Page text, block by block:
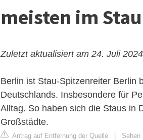
meisten im
Zuletzt aktualisiert am 24. Juli 2024
Berlin ist Stau-Spitzenreiter Berlin
Deutschlands. Insbesondere für
Alltag. So haben sich die Staus in
Großstädte.
Antrag auf Entfernung der Quelle Sehen